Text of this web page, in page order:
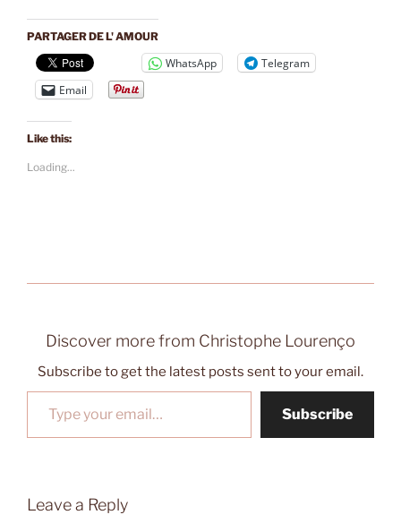
PARTAGER DE L' AMOUR
WhatsApp
Telegram
Email
Like this:
Loading...
Discover more from Christophe Lourenço
Subscribe to get the latest posts sent to your email.
Type your email…
Subscribe
Leave a Reply